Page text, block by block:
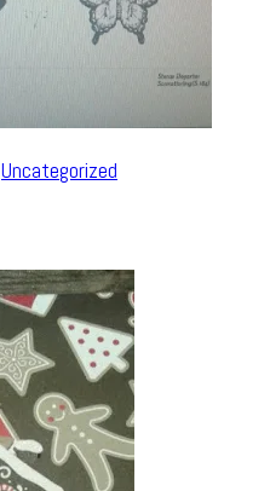
Uncategorized